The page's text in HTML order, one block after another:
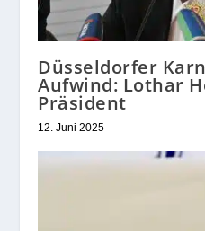
Düsseldorfer
Aufwind: Lothar
Präsident
12. Juni 2025